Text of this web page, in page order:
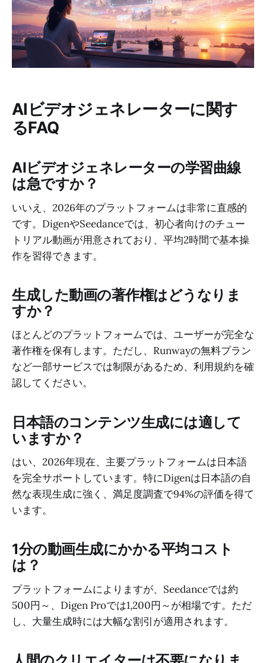
AIビデオジェネレーターに関す
るFAQ
AIビデオジェネレーターの学習曲線
は急ですか？
いいえ、2026年のプラットフォームは非常に直感的
です。DigenやSeedanceでは、初心者向けのチュー
トリアル動画が用意されており、平均2時間で基本操
作を習得できます。
生成した動画の著作権はどうなりま
すか？
ほとんどのプラットフォームでは、ユーザーが完全な
著作権を保有します。ただし、Runwayの無料プラン
など一部サービスでは制限があるため、利用規約を確
認してください。
日本語のコンテンツ生成には適して
いますか？
はい、2026年現在、主要プラットフォームは日本語
を完全サポートしています。特にDigenは日本語の自
然な表現生成に強く、満足度調査で94%の評価を得て
います。
1分の動画生成にかかる平均コスト
は？
プラットフォームによりますが、Seedanceでは約
500円～、Digen Proでは1,200円～が相場です。ただ
し、大量生成時には大幅な割引が適用されます。